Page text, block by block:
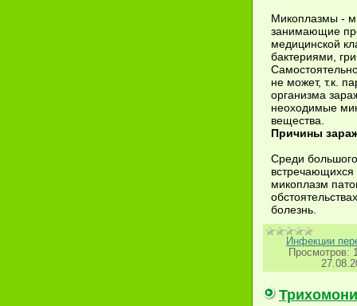
Микоплазмы -
занимающие
медицинской
бактериями,
не может, т.к.
организма
неоходимые
вещества.
Причины
Среди
встречающихся
микоплазм
болезнь.
Инфекции
Просмотров: